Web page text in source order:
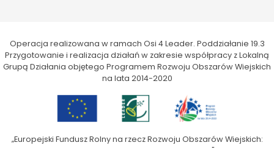
Operacja realizowana w ramach Osi 4 Leader. Poddziałanie 19.3
Przygotowanie i realizacja działań w zakresie współpracy z Lokalną
Grupą Działania objętego Programem Rozwoju Obszarów Wiejskich
na lata 2014-2020
„Europejski Fundusz Rolny na rzecz Rozwoju Obszarów Wiejskich: